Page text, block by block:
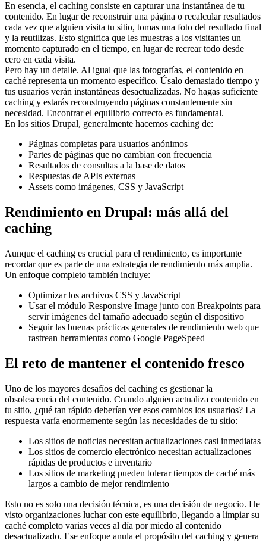
En esencia, el caching consiste en capturar una instantánea de tu
contenido. En lugar de reconstruir una página o recalcular resultados
cada vez que alguien visita tu sitio, tomas una foto del resultado final
y la reutilizas. Esto significa que les muestras a los visitantes un
momento capturado en el tiempo, en lugar de recrear todo desde
cero en cada visita.
Pero hay un detalle. Al igual que las fotografías, el contenido en
caché representa un momento específico. Úsalo demasiado tiempo y
tus usuarios verán instantáneas desactualizadas. No hagas suficiente
caching y estarás reconstruyendo páginas constantemente sin
necesidad. Encontrar el equilibrio correcto es fundamental.
En los sitios Drupal, generalmente hacemos caching de:
Páginas completas para usuarios anónimos
Partes de páginas que no cambian con frecuencia
Resultados de consultas a la base de datos
Respuestas de APIs externas
Assets como imágenes, CSS y JavaScript
Rendimiento en Drupal: más allá del
caching
Aunque el caching es crucial para el rendimiento, es importante
recordar que es parte de una estrategia de rendimiento más amplia.
Un enfoque completo también incluye:
Optimizar los archivos CSS y JavaScript
Usar el módulo Responsive Image junto con Breakpoints para
servir imágenes del tamaño adecuado según el dispositivo
Seguir las buenas prácticas generales de rendimiento web que
rastrean herramientas como Google PageSpeed
El reto de mantener el contenido fresco
Uno de los mayores desafíos del caching es gestionar la
obsolescencia del contenido. Cuando alguien actualiza contenido en
tu sitio, ¿qué tan rápido deberían ver esos cambios los usuarios? La
respuesta varía enormemente según las necesidades de tu sitio:
Los sitios de noticias necesitan actualizaciones casi inmediatas
Los sitios de comercio electrónico necesitan actualizaciones
rápidas de productos e inventario
Los sitios de marketing pueden tolerar tiempos de caché más
largos a cambio de mejor rendimiento
Esto no es solo una decisión técnica, es una decisión de negocio. He
visto organizaciones luchar con este equilibrio, llegando a limpiar su
caché completo varias veces al día por miedo al contenido
desactualizado. Ese enfoque anula el propósito del caching y genera